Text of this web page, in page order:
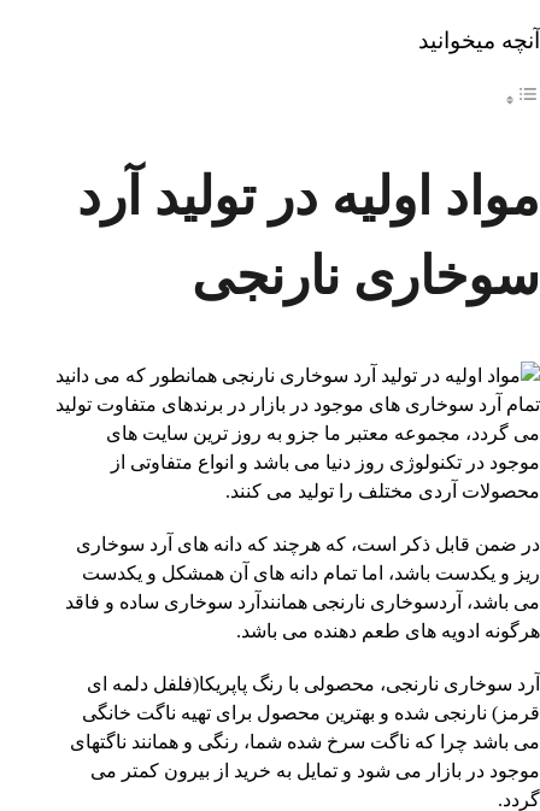
آنچه میخوانید
مواد اولیه در تولید آرد
سوخاری نارنجی
همانطور که می دانید
تمام آرد سوخاری های موجود در بازار در برندهای متفاوت تولید
می گردد، مجموعه معتبر ما جزو به روز ترین سایت های
موجود در تکنولوژی روز دنیا می باشد و انواع متفاوتی از
محصولات آردی مختلف را تولید می کنند.
در ضمن قابل ذکر است، که هرچند که دانه های آرد سوخاری
ریز و یکدست باشد، اما تمام دانه های آن همشکل و یکدست
می باشد، آردسوخاری نارنجی همانندآرد سوخاری ساده و فاقد
هرگونه ادویه های طعم دهنده می باشد.
آرد سوخاری نارنجی، محصولی با رنگ پاپریکا(فلفل دلمه ای
قرمز) نارنجی شده و بهترین محصول برای تهیه ناگت خانگی
می باشد چرا که ناگت سرخ شده شما، رنگی و همانند ناگتهای
موجود در بازار می شود و تمایل به خرید از بیرون کمتر می
گردد.